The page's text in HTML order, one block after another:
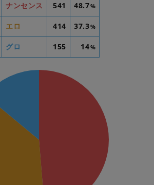
ナンセンス 541 48.7%
エロ 414 37.3%
グロ 155 14%